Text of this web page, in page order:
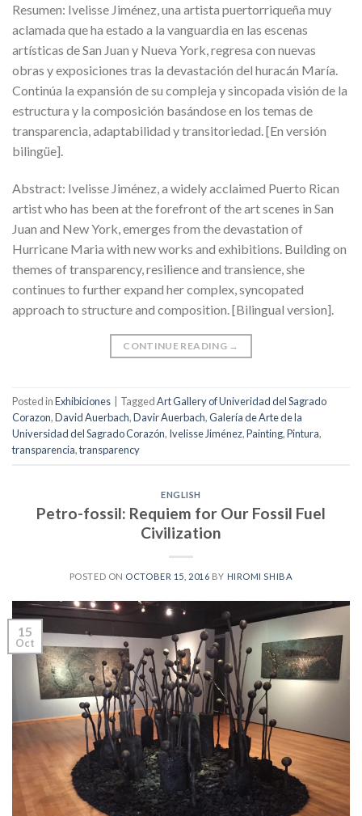
Resumen: Ivelisse Jiménez, una artista puertorriqueña muy
aclamada que ha estado a la vanguardia en las escenas
artísticas de San Juan y Nueva York, regresa con nuevas
obras y exposiciones tras la devastación del huracán María.
Continúa la expansión de su compleja y sincopada visión de la
estructura y la composición basándose en los temas de
transparencia, adaptabilidad y transitoriedad. [En versión
bilingüe].
Abstract: Ivelisse Jiménez, a widely acclaimed Puerto Rican
artist who has been at the forefront of the art scenes in San
Juan and New York, emerges from the devastation of
Hurricane Maria with new works and exhibitions. Building on
themes of transparency, resilience and transience, she
continues to further expand her complex, syncopated
approach to structure and composition. [Bilingual version].
CONTINUE READING →
Posted inExhibiciones TaggedArt Gallery of Univeridad del Sagrado
Corazon,David Auerbach,Davir Auerbach,Galería de Arte de la
Universidad del Sagrado Corazón, Ivelisse Jiménez,Painting,Pintura,
transparencia,transparency
ENGLISH
Petro-fossil: Requiem for Our Fossil Fuel
Civilization
POSTED ON OCTOBER 15, 2016 BY HIROMI SHIBA
15
Oct